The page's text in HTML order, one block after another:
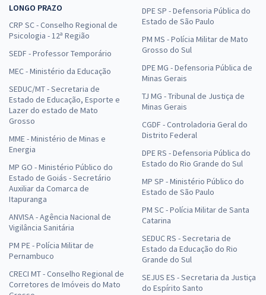
LONGO PRAZO
CRP SC - Conselho Regional de
Psicologia - 12ª Região
SEDF - Professor Temporário
MEC - Ministério da Educação
SEDUC/MT - Secretaria de
Estado de Educação, Esporte e
Lazer do estado de Mato
Grosso
MME - Ministério de Minas e
Energia
MP GO - Ministério Público do
Estado de Goiás - Secretário
Auxiliar da Comarca de
Itapuranga
ANVISA - Agência Nacional de
Vigilância Sanitária
PM PE - Polícia Militar de
Pernambuco
CRECI MT - Conselho Regional de
Corretores de Imóveis do Mato
DPE SP - Defensoria Pública do
Estado de São Paulo
PM MS - Polícia Militar de Mato
Grosso do Sul
DPE MG - Defensoria Pública de
Minas Gerais
TJ MG - Tribunal de Justiça de
Minas Gerais
CGDF - Controladoria Geral do
Distrito Federal
DPE RS - Defensoria Pública do
Estado do Rio Grande do Sul
MP SP - Ministério Público do
Estado de São Paulo
PM SC - Polícia Militar de Santa
Catarina
SEDUC RS - Secretaria de
Estado da Educação do Rio
Grande do Sul
SEJUS ES - Secretaria da Justiça
do Espírito Santo